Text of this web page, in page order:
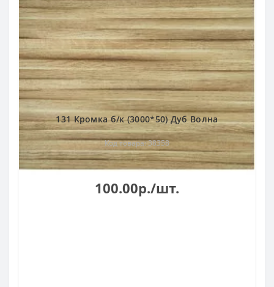
131 Кромка б/к (3000*50) Дуб Волна
Код товара: 38358
100.00р./шт.